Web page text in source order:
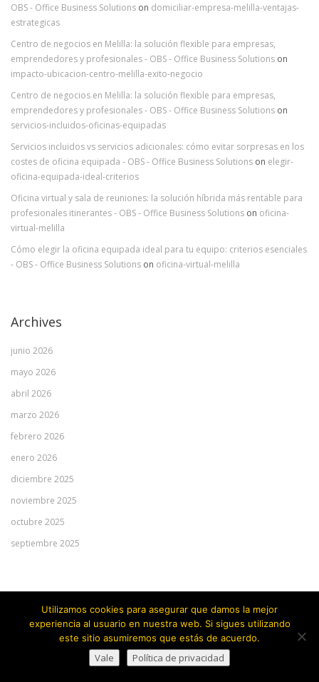
OBS - Office Business Solutions on domiciliar-empresa-melilla-ventajas-
estrategicas
Centro de negocios en Melilla: la solución flexible para empresas,
emprendedores y profesionales - OBS - Office Business Solutions on
impacto-ubicacion-centro-melilla-exito-negocio
Centro de negocios en Melilla: la solución flexible para empresas,
emprendedores y profesionales - OBS - Office Business Solutions on
servicios-incluidos-oficinas-equipadas
Servicios incluidos vs servicios adicionales: cómo evitar sorpresas en los
costes de oficina equipada - OBS - Office Business Solutions on elegir-
oficina-equipada-ideal-criterios
Oficina virtual y sala de reuniones: la solución híbrida más rentable para
profesionales itinerantes - OBS - Office Business Solutions on oficina-
virtual-melilla
Cómo elegir la oficina equipada ideal para tu equipo: criterios esenciales
- OBS - Office Business Solutions on oficina-virtual-melilla
Archives
junio 2026
mayo 2026
abril 2026
marzo 2026
febrero 2026
enero 2026
diciembre 2025
noviembre 2025
octubre 2025
septiembre 2025
Acceder
Utilizamos cookies para asegurar que damos la mejor
experiencia al usuario en nuestra web. Si sigues utilizando
este sitio asumiremos que estás de acuerdo.
Vale Política de privacidad